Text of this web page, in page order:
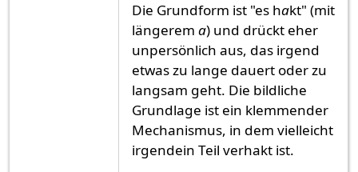
Die Grundform ist "es hakt" (mit
längerem a) und drückt eher
unpersönlich aus, das irgend
etwas zu lange dauert oder zu
langsam geht. Die bildliche
Grundlage ist ein klemmender
Mechanismus, in dem vielleicht
irgendein Teil verhakt ist.